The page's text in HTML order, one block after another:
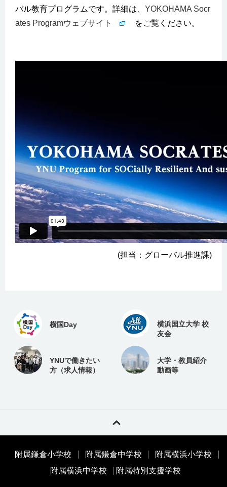
バル教育プログラムです。詳細は、 YOKOHAMA Socr
ates Programウェブサイト
をご覧ください。
(担当：グローバル推進課)
横国Day
横浜国立大学 校
友会
YNUで働きたい
方（求人情報）
大学・教員紹介
動画等
附属鎌倉小学校 附属鎌倉中学校
附属横浜小学校
附属横浜中学校
附属特別支援学校